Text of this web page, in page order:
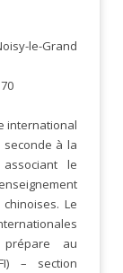
le-Grand
international
seconde à la
le
Le
au
– section